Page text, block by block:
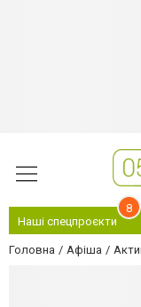
Наші спецпроєкти
8
Головна Афіша